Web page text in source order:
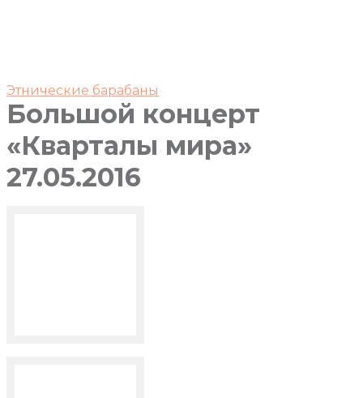
Этнические барабаны
Большой концерт
«Кварталы мира»
27.05.2016